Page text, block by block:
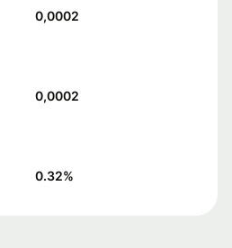
0,0002
0,0002
0.32%